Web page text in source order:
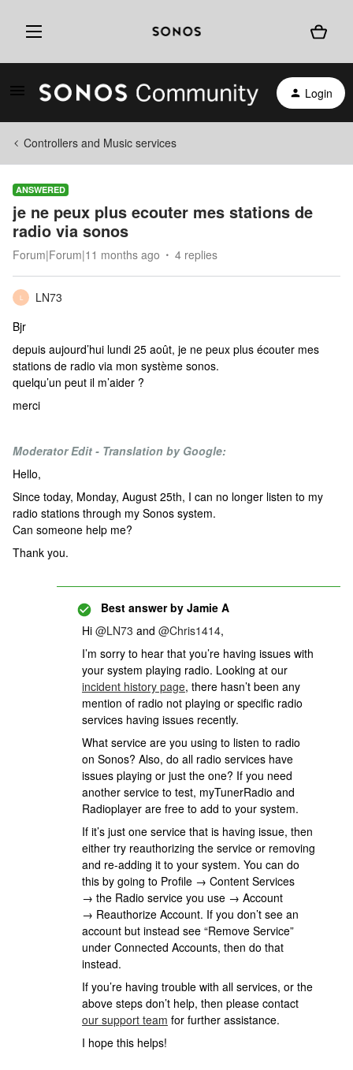
Login
Controllers and Music services
ANSWERED
je ne peux plus ecouter mes stations de
radio via sonos
Forum|Forum|11 months ago 4 replies
L
LN73
Bjr
depuis aujourd’hui lundi 25 août, je ne peux plus écouter mes
stations de radio via mon système sonos.
quelqu’un peut il m’aider ?
merci
Moderator Edit - Translation by Google:
Hello,
Since today, Monday, August 25th, I can no longer listen to my
radio stations through my Sonos system.
Can someone help me?
Thank you.
Best answer by Jamie A
Hi ​ @LN73 and ​ @Chris1414,
I’m sorry to hear that you’re having issues with
your system playing radio. Looking at our
incident history page, there hasn’t been any
mention of radio not playing or specific radio
services having issues recently.
What service are you using to listen to radio
on Sonos? Also, do all radio services have
issues playing or just the one? If you need
another service to test, myTunerRadio and
Radioplayer are free to add to your system.
If it’s just one service that is having issue, then
either try reauthorizing the service or removing
and re-adding it to your system. You can do
this by going to Profile → Content Services
→ the Radio service you use → Account
→ Reauthorize Account. If you don’t see an
account but instead see “Remove Service”
under Connected Accounts, then do that
instead.
If you’re having trouble with all services, or the
above steps don’t help, then please contact
our support team for further assistance.
I hope this helps!